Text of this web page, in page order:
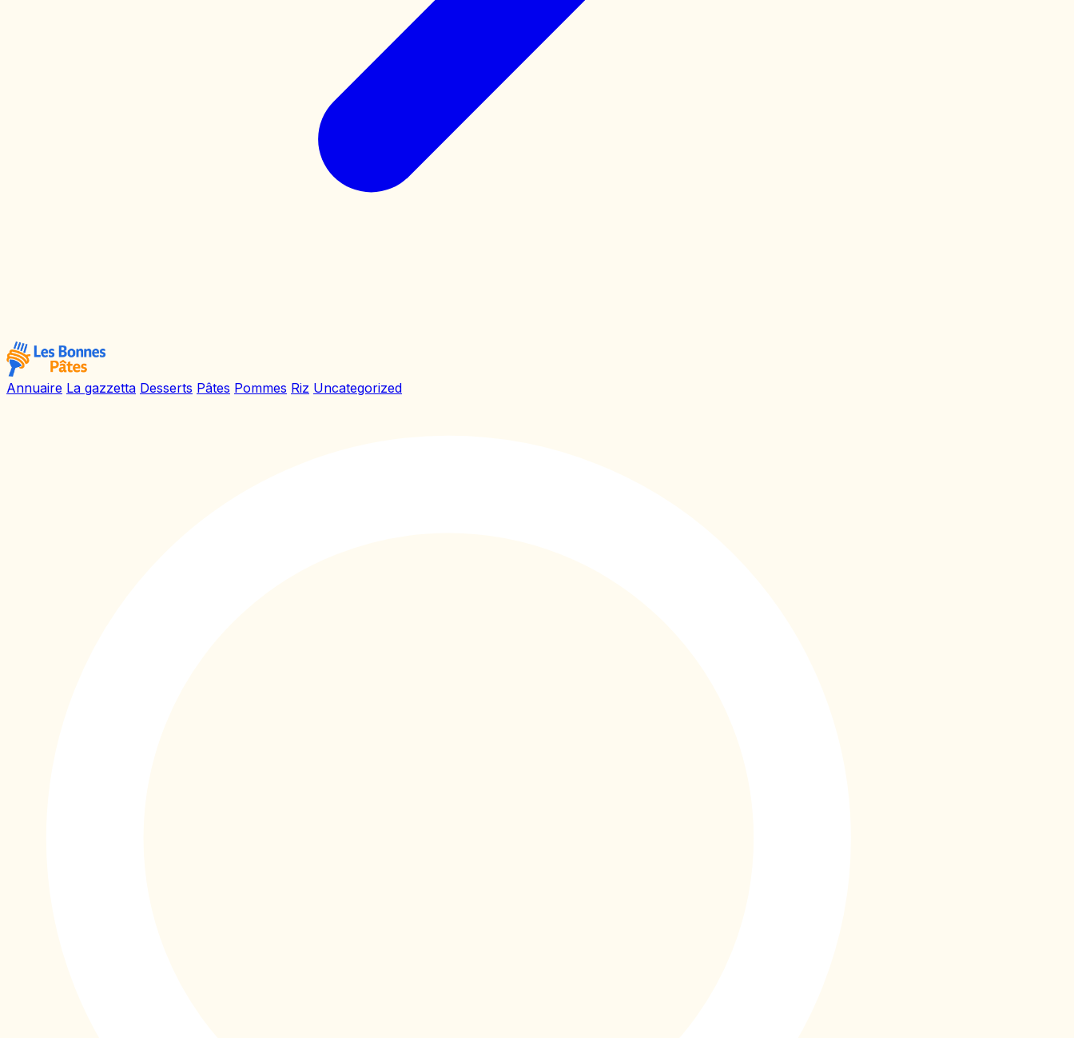
Annuaire La gazzetta Desserts Pâtes Pommes Riz Uncategorized